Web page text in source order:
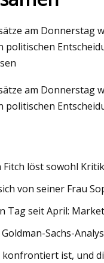
am Donnerstag
am Donnerstag
löst sowohl
von seiner Frau
Tag seit April:
Sachs-
ist, und